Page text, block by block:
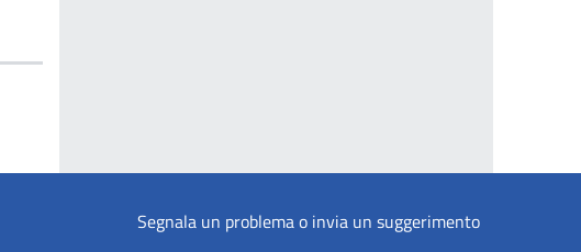
Segnala un problema o invia un suggerimento